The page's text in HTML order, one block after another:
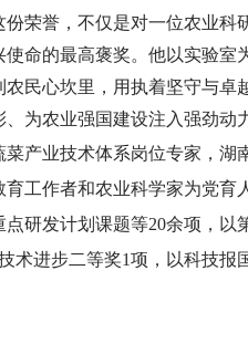
荣誉，不仅是对一位农业科
命的最高褒奖。他以实验室
民心坎里，用执着坚守与卓
为农业强国建设注入强劲动
业技术体系岗位专家，湖
工作者和农业科学家为党育
研发计划课题等20余项，以
术进步二等奖1项，以科技报